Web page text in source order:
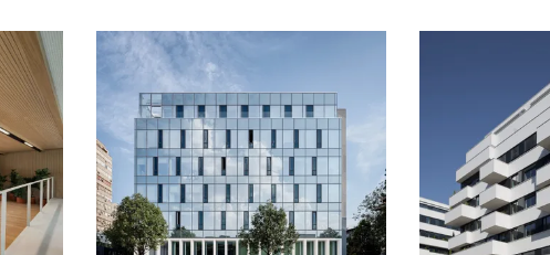
Loading